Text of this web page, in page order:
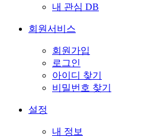
내 관심 DB
회원서비스
회원가입
로그인
아이디 찾기
비밀번호 찾기
설정
내 정보